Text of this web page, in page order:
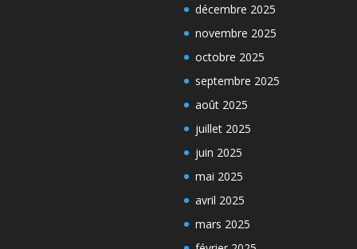
décembre 2025
novembre 2025
octobre 2025
septembre 2025
août 2025
juillet 2025
juin 2025
mai 2025
avril 2025
mars 2025